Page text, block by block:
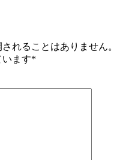
れることはありません。
ます*